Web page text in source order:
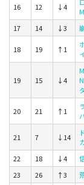
16 12 ↓4
17 14 ↓3
18 19 ↑1
19 15 ↓4
20 21 ↑1
21 7 ↓14
22
18 ↓4
23
26 ↑3